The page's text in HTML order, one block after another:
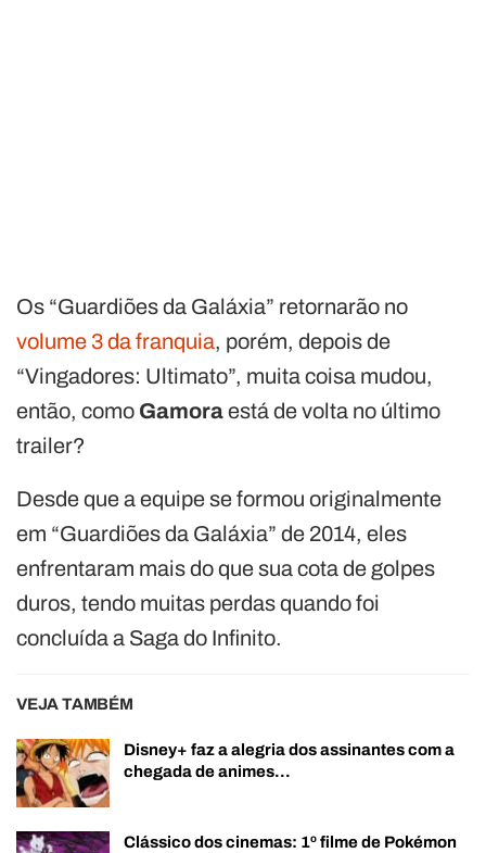
Os “Guardiões da Galáxia” retornarão no
volume 3 da franquia, porém, depois de
“Vingadores: Ultimato”, muita coisa mudou,
então, como Gamoraestá de volta no último
trailer?
Desde que a equipe se formou originalmente
em “Guardiões da Galáxia” de 2014, eles
enfrentaram mais do que sua cota de golpes
duros, tendo muitas perdas quando foi
concluída a Saga do Infinito.
VEJA TAMBÉM
Disney+ faz a alegria dos assinantes com a
chegada de animes…
Clássico dos cinemas: 1º filme de Pokémon